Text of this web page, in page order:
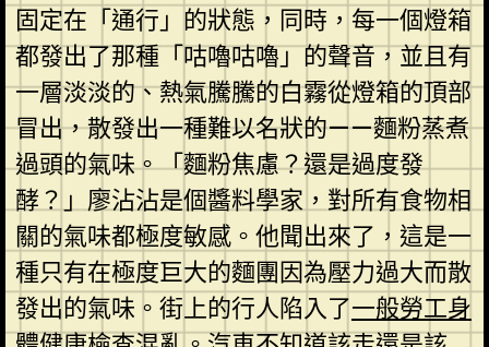
固定在「通行」的狀態，同時，每一個燈箱
都發出了那種「咕嚕咕嚕」的聲音，並且有
一層淡淡的、熱氣騰騰的白霧從燈箱的頂部
冒出，散發出一種難以名狀的——麵粉蒸煮
過頭的氣味。「麵粉焦慮？還是過度發
酵？」廖沾沾是個醬料學家，對所有食物相
關的氣味都極度敏感。他聞出來了，這是一
種只有在極度巨大的麵團因為壓力過大而散
發出的氣味。街上的行人陷入了一般勞工身